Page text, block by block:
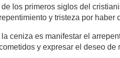
de los primeros siglos del
y tristeza por haber
ceniza es manifestar el
y expresar el deseo